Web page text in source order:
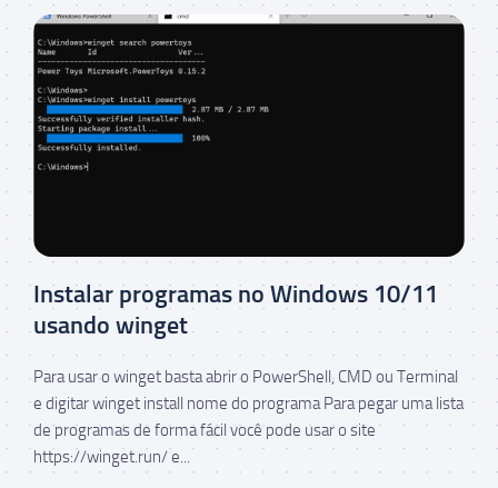
Instalar programas no Windows 10/11
usando winget
Para usar o winget basta abrir o PowerShell, CMD ou Terminal
e digitar winget install nome do programa Para pegar uma lista
de programas de forma fácil você pode usar o site
https://winget.run/ e...